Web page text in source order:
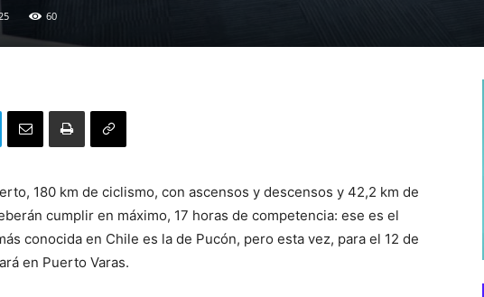
60
180 km de ciclismo, con ascensos y descensos y 42,2 km de
cumplir en máximo, 17 horas de competencia: ese es el
conocida en Chile es la de Pucón, pero esta vez, para el 12 de
en Puerto Varas.